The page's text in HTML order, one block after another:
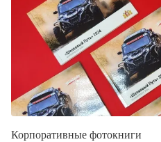
Корпоративные фотокниги